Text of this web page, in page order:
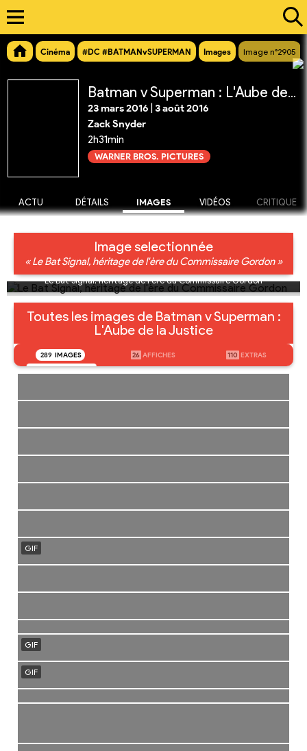
Cinéma #DC #BATMANvSUPERMAN Images Image n°2905
Batman v Superman : L'Aube de la Justice
23 mars 2016 3 août 2016
Zack Snyder
2h31min
WARNER BROS. PICTURES
ACTU DÉTAILS IMAGES VIDÉOS CRITIQUE
Image selectionnée
« Le Bat Signal, héritage de l'ère du Commissaire Gordon »
Le Bat Signal, héritage de l'ère du Commissaire Gordon
Toutes les images de Batman v Superman :
L'Aube de la Justice
289 IMAGES 26 AFFICHES 110 EXTRAS